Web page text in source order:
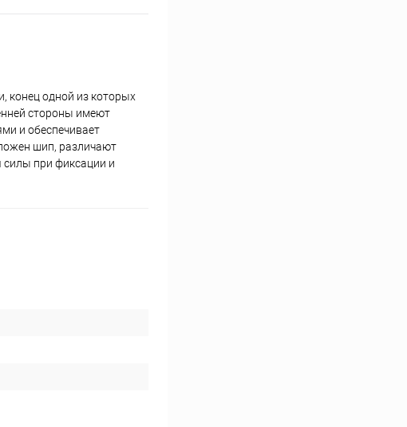
конец одной из которых
стороны имеют
и обеспечивает
шип, различают
силы при фиксации и